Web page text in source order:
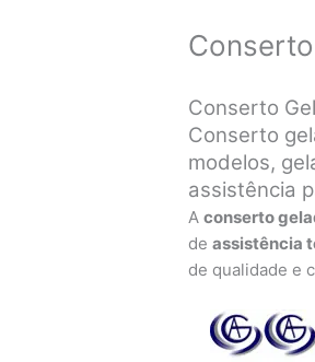
Conserto
Conserto
modelos,
assistência
Aconserto
deassistência
de qualidade e